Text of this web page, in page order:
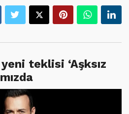
teklisi ‘Aşksız